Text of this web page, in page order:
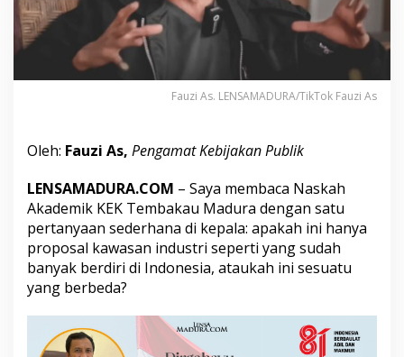
k
a
u
J
n
u
l
a
n
g
E
k
Fauzi As. LENSAMADURA/TikTok Fauzi As
Oleh: Fauzi As, Pengamat Kebijakan Publik
LENSAMADURA.COM – Saya membaca Naskah
Akademik KEK Tembakau Madura dengan satu
pertanyaan sederhana di kepala: apakah ini hanya
proposal kawasan industri seperti yang sudah
banyak berdiri di Indonesia, ataukah ini sesuatu
yang berbeda?